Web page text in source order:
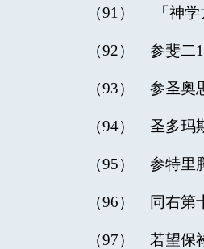
（91） 「神学
（92） 参斐二
（93） 参圣奥
（94） 圣多玛
（95） 参特里
（96） 同右第
（97） 若望保